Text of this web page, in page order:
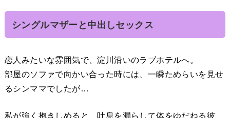
シングルマザーと中出しセックス
恋人みたいな雰囲気で、淀川沿いのラブホテルへ。
部屋のソファで向かい合った時には、一瞬ためらいを見せ
るシンママでしたが…
私が強く抱きしめると、吐息を漏らして体をゆだねる彼